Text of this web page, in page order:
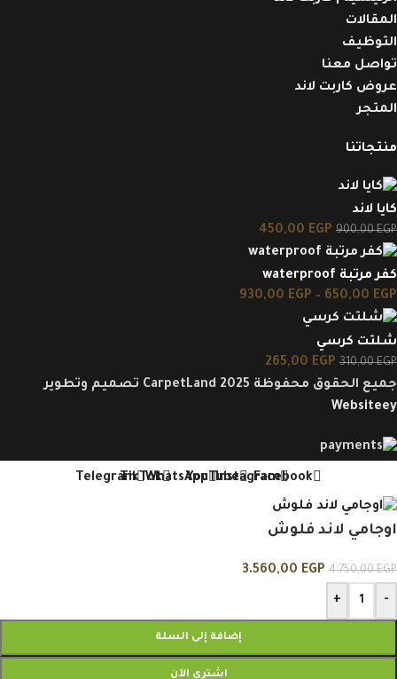
المقالات
التوظيف
تواصل معنا
عروض كاربت لاند
المتجر
منتجاتنا
كايا لاند
900,00EGP
450,00 EGP
كفر مرتبة waterproof
650,00 EGP
–
930,00 EGP
شلتت كرسي
310,00EGP
265,00 EGP
جميع الحقوق محفوظة CarpetLand 2025 تصميم وتطوير
Websiteey
Facebook
Instagram
YouTube
WhatsApp
TikTok
Telegram
اوجامي لاند فلوش
4.750,00EGP
3.560,00 EGP
-
+
إضافة إلى السلة
اشتري الآن